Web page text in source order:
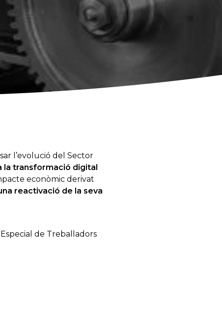
l’evolució del Sector
la transformació digital
econòmic derivat
reactivació de la seva
de Treballadors